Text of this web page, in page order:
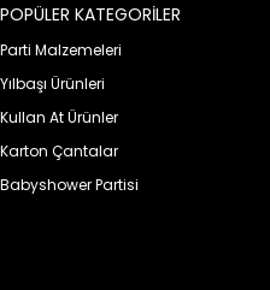
POPÜLER KATEGORİLER
Parti Malzemeleri
Yılbaşı Ürünleri
Kullan At Ürünler
Karton Çantalar
Babyshower Partisi